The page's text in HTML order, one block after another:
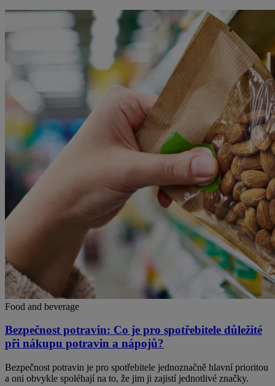
Food and beverage
Bezpečnost potravin: Co je pro spotřebitele důležité
při nákupu potravin a nápojů?
Bezpečnost potravin je pro spotřebitele jednoznačně hlavní prioritou
a oni obvykle spoléhají na to, že jim ji zajistí jednotlivé značky.